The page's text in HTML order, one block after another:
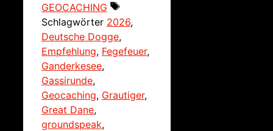
GEOCACHING
Schlagwörter 2026,
Deutsche Dogge,
Empfehlung, Fegefeuer,
Ganderkesee,
Gassirunde,
Geocaching, Grautiger,
Great Dane,
groundspeak,